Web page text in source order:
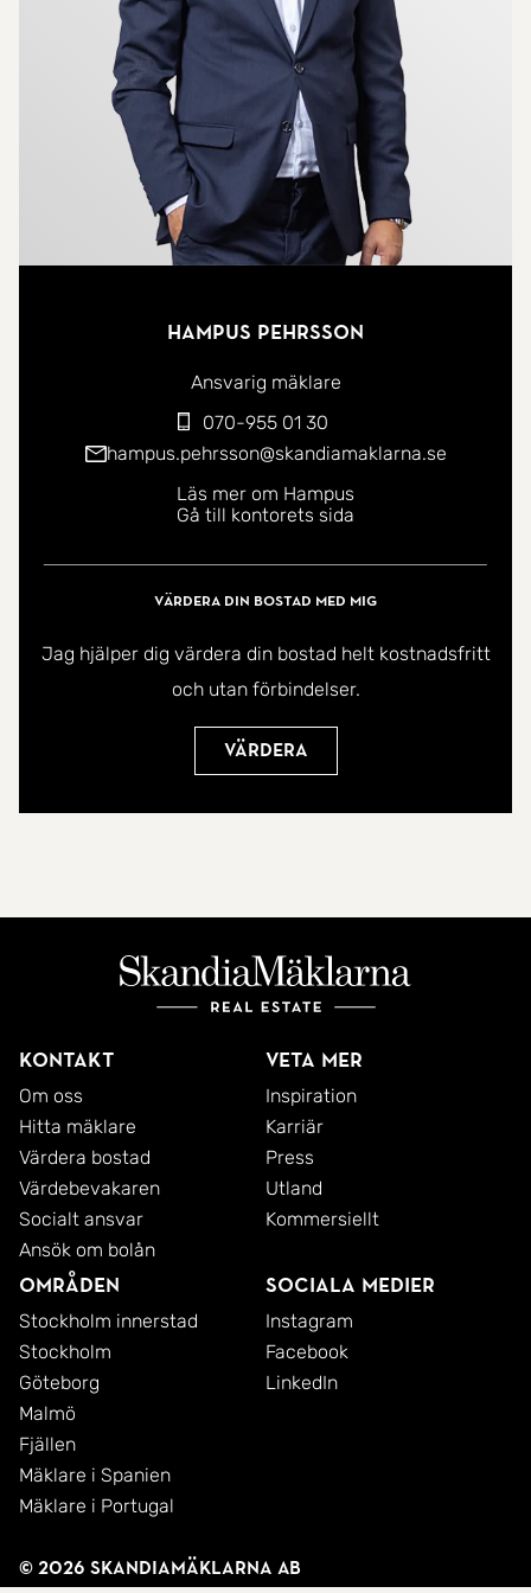
Ovanvåningen erbjuder ytterligare två sovrum
samt ett helkaklat badrum.
På tomten finns dessutom ett fullt utrustat
gästhus som ger familj och vänner möjlighet att
njuta av platsen på egna villkor. Garage och goda
förvaringsmöjligheter kompletterar fastigheten.
genomgående hög standard gör detta till ett
boende utöver det vanliga. Här förenas komfort,
kvalitet och skärgårdens storslagna natur i en
miljö som få får möjlighet att kalla sin egen.
Välkommen på visning!
Hampus Pehrsson
Ansvarig mäklare
070-955 01 30
hampus.pehrsson@skandiamaklarna.se
Läs mer om Hampus
Gå till kontorets sida
Värdera din bostad med mig
Jag hjälper dig värdera din bostad helt kostnadsfritt
och utan förbindelser.
Värdera
Kontakt
Om oss
Hitta mäklare
Värdera bostad
Värdebevakaren
Socialt ansvar
Ansök om bolån
Veta mer
Inspiration
Karriär
Press
Utland
Kommersiellt
Områden
Stockholm innerstad
Stockholm
Göteborg
Malmö
Fjällen
Mäklare i Spanien
Mäklare i Portugal
Sociala medier
Instagram
Facebook
LinkedIn
© 2026 SkandiaMäklarna AB